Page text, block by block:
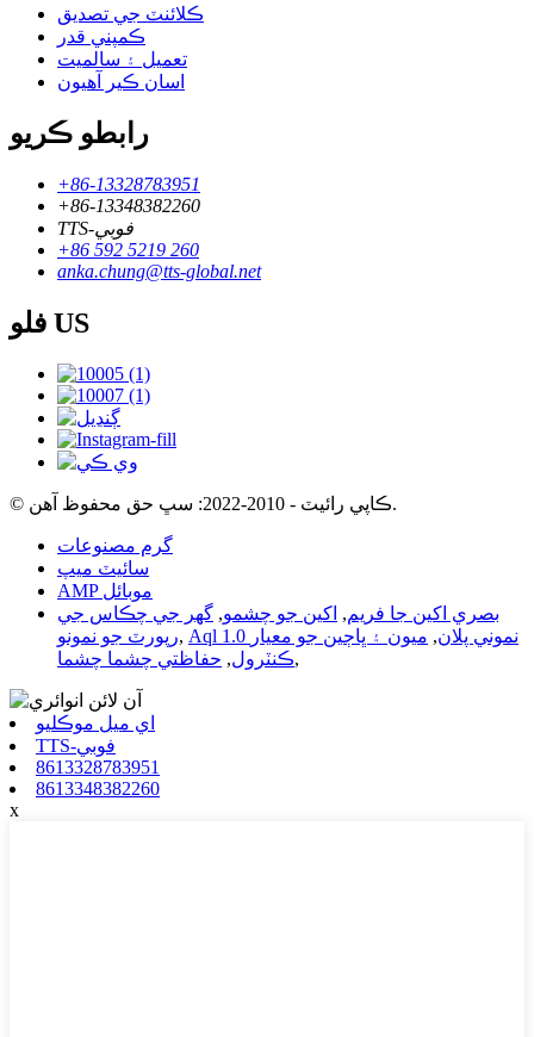
ڪلائنٽ جي تصديق
ڪمپني قدر
تعميل ۽ سالميت
اسان ڪير آهيون
رابطو ڪريو
+86-13328783951
+86-13348382260
TTS-فوبي
+86 592 5219 260
anka.chung@tts-global.net
فلو US
© ڪاپي رائيٽ - 2010-2022: سڀ حق محفوظ آهن.
گرم مصنوعات
سائيٽ ميپ
AMP موبائل
بصري اکين جا فريم, اکين جو چشمو, گھر جي چڪاس جي
رپورٽ جو نمونو, Aql 1.0 نموني پلان, ميون ۽ ڀاڄين جو معيار
ڪنٽرول, حفاظتي چشما چشما ,
اي ميل موڪليو
TTS-فوبي
8613328783951
8613348382260
x